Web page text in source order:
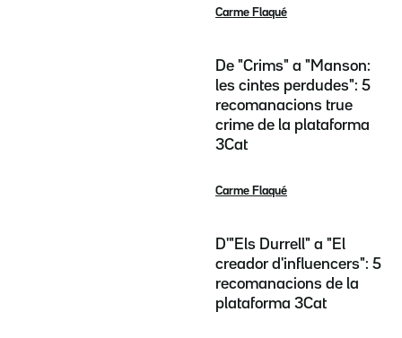
Carme Flaqué
De "Crims" a "Manson:
les cintes perdudes": 5
recomanacions true
crime de la plataforma
3Cat
Carme Flaqué
D'"Els Durrell" a "El
creador d'influencers": 5
recomanacions de la
plataforma 3Cat